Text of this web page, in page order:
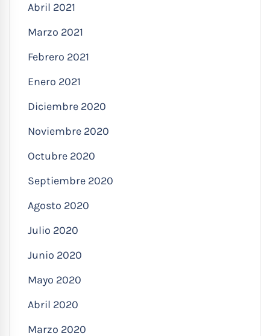
Abril 2021
Marzo 2021
Febrero 2021
Enero 2021
Diciembre 2020
Noviembre 2020
Octubre 2020
Septiembre 2020
Agosto 2020
Julio 2020
Junio 2020
Mayo 2020
Abril 2020
Marzo 2020